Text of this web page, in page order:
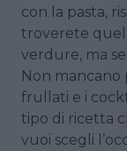
con la pasta,
troverete
verdure, ma
Non mancano
frullati e i
tipo di ricetta
vuoi scegli